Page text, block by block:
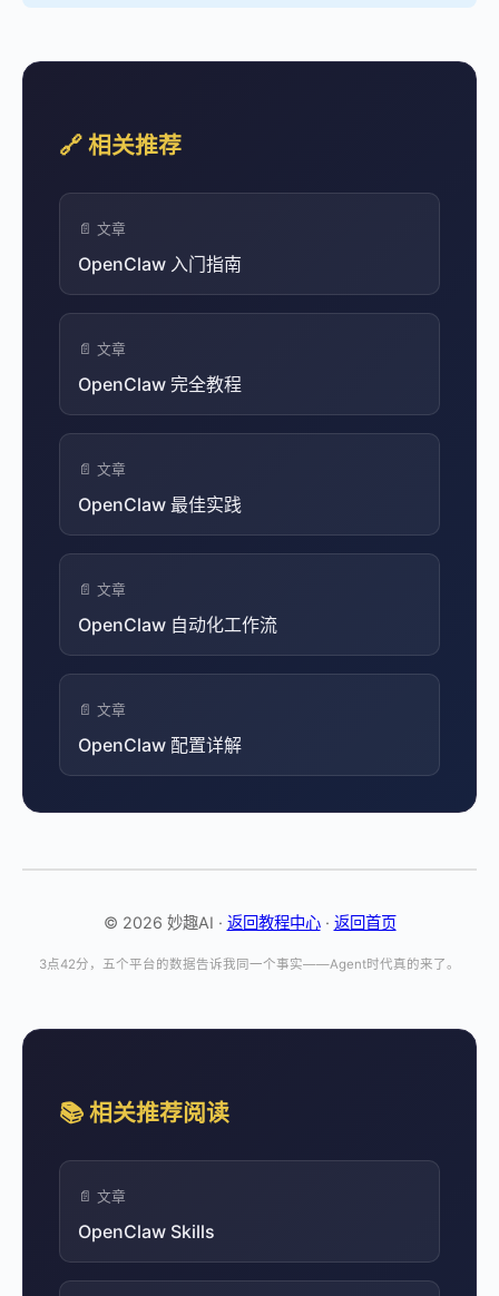
🔗 相关推荐
📄 文章
OpenClaw 入门指南
📄 文章
OpenClaw 完全教程
📄 文章
OpenClaw 最佳实践
📄 文章
OpenClaw 自动化工作流
📄 文章
OpenClaw 配置详解
© 2026 妙趣AI · 返回教程中心· 返回首页
3点42分，五个平台的数据告诉我同一个事实——Agent时代真的来了。
📚 相关推荐阅读
📄 文章
OpenClaw Skills